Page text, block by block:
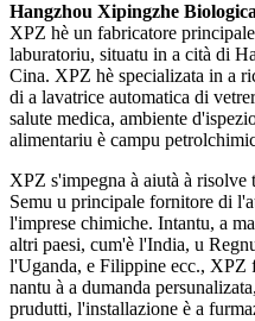
Hangzhou Xipingzhe
XPZ hè un fabricatore
laburatoriu, situatu in a cità di
Cina. XPZ hè specializata in a
di a lavatrice automatica di
salute medica, ambiente
alimentariu è campu
XPZ s'impegna à aiutà à
Semu u principale fornitore di
l'imprese chimiche. Intantu, a
altri paesi, cum'è l'India, u
l'Uganda, e Filippine ecc., XPZ
nantu à a dumanda
prudutti, l'installazione è a